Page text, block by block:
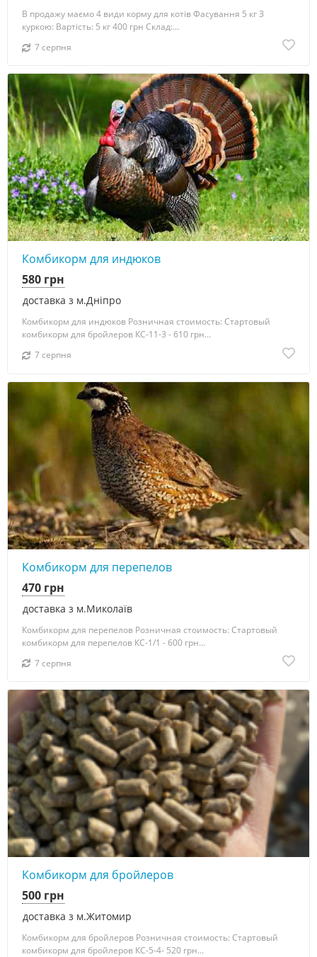
В продажу маємо 4 види корму для котів Фасування 5 кг З
куркою: Вартість: 5 кг 400 грн Склад:...
7 серпня
Комбикорм для индюков
доставка з м.Дніпро
580 грн
Комбикорм для индюков Розничная стоимость: Стартовый
комбикорм для бройлеров КС-11-3 - 610 грн...
7 серпня
Комбикорм для перепелов
доставка з м.Миколаїв
470 грн
Комбикорм для перепелов Розничная стоимость: Стартовый
комбикорм для перепелов КС-1/1 - 600 грн...
7 серпня
Комбикорм для бройлеров
доставка з м.Житомир
500 грн
Комбикорм для бройлеров Розничная стоимость: Стартовый
комбикорм для бройлеров КС-5-4- 520 грн...